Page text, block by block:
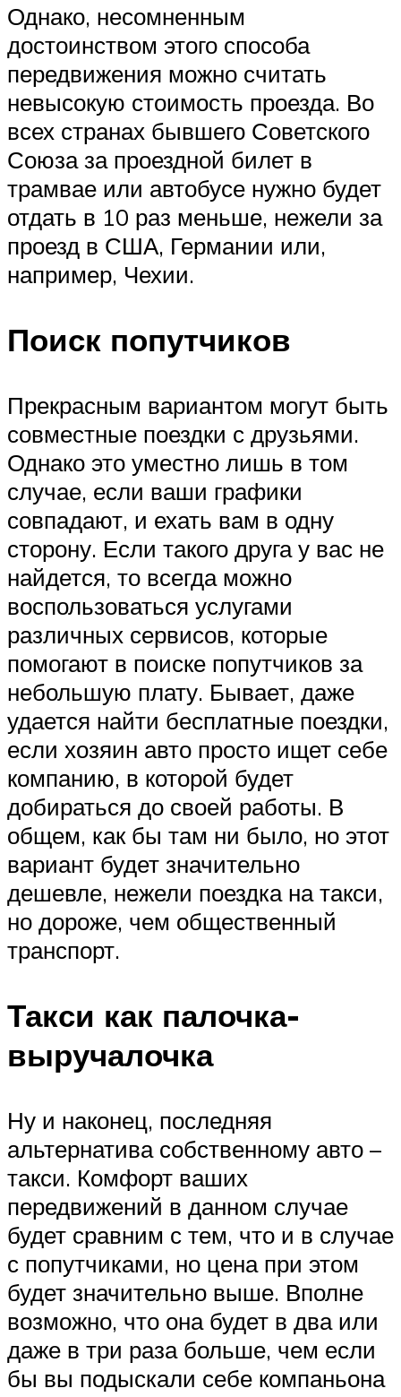
Однако, несомненным
достоинством этого способа
передвижения можно считать
невысокую стоимость проезда. Во
всех странах бывшего Советского
Союза за проездной билет в
трамвае или автобусе нужно будет
отдать в 10 раз меньше, нежели за
проезд в США, Германии или,
например, Чехии.
Поиск попутчиков
Прекрасным вариантом могут быть
совместные поездки с друзьями.
Однако это уместно лишь в том
случае, если ваши графики
совпадают, и ехать вам в одну
сторону. Если такого друга у вас не
найдется, то всегда можно
воспользоваться услугами
различных сервисов, которые
помогают в поиске попутчиков за
небольшую плату. Бывает, даже
удается найти бесплатные поездки,
если хозяин авто просто ищет себе
компанию, в которой будет
добираться до своей работы. В
общем, как бы там ни было, но этот
вариант будет значительно
дешевле, нежели поездка на такси,
но дороже, чем общественный
транспорт.
Такси как палочка-
выручалочка
Ну и наконец, последняя
альтернатива собственному авто –
такси. Комфорт ваших
передвижений в данном случае
будет сравним с тем, что и в случае
с попутчиками, но цена при этом
будет значительно выше. Вполне
возможно, что она будет в два или
даже в три раза больше, чем если
бы вы подыскали себе компаньона